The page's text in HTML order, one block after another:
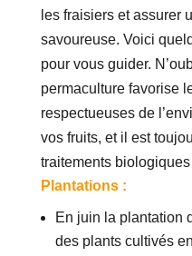
les fraisiers et assurer
savoureuse. Voici
pour vous guider.
permaculture favorise
respectueuses de
vos fruits, et il est
traitements
Plantations :
En juin la plantation
des plants cultivés